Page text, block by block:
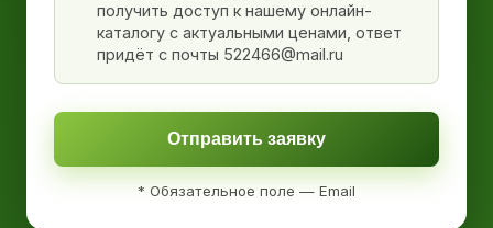
получить доступ к нашему онлайн-
каталогу с актуальными ценами, ответ
придёт с почты 522466@mail.ru
Отправить заявку
* Обязательное поле — Email